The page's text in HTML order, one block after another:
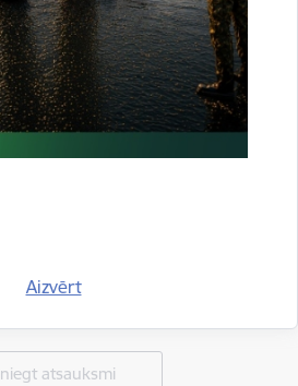
Aizvērt
bija noderīga?
atsauksmi